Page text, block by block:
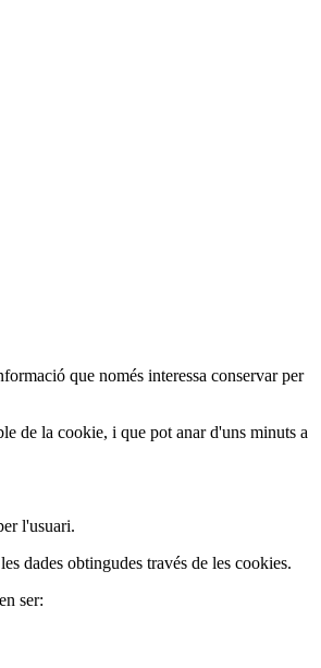
que només interessa conservar per
de la cookie, i que pot anar d'uns minuts a
l'usuari.
dades obtingudes través de les cookies.
ser: